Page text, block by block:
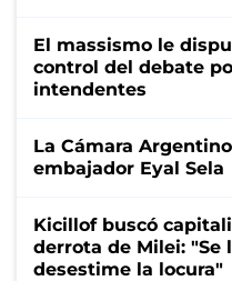
El massismo le
control del debate
intendentes
La Cámara
embajador Eyal Sela
Kicillof buscó
derrota de Milei: "Se
desestime la locura"